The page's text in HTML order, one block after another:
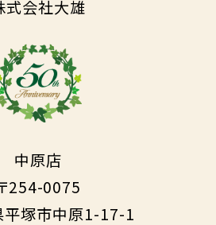
式会社大雄
中原店
254-0075
平塚市中原1-17-1